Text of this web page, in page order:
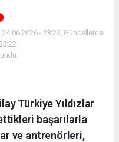
24.06.2026 - 23:22, Güncelleme:
Türkiye Yıldızlar
başarılarla
ve antrenörleri,